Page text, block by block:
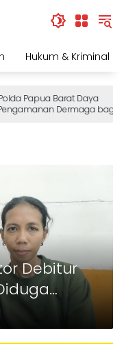
Hukum & Kriminal
Papua Barat Daya
Dermaga bagi